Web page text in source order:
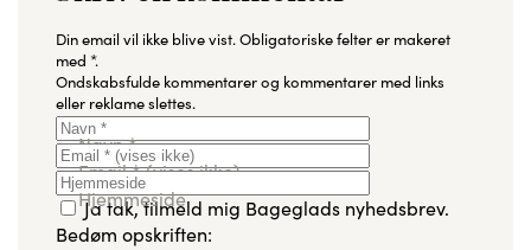
Din email vil ikke blive vist.Obligatoriske felter er makeret
med *.
Ondskabsfulde kommentarer og kommentarer med links
eller reklame slettes.
Navn*
Email*(vises ikke)
Hjemmeside
Ja tak, tilmeld mig Bageglads nyhedsbrev.
Bedøm opskriften: